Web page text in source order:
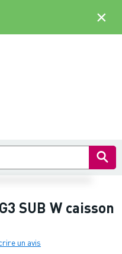
SUB W caisson
un avis
×